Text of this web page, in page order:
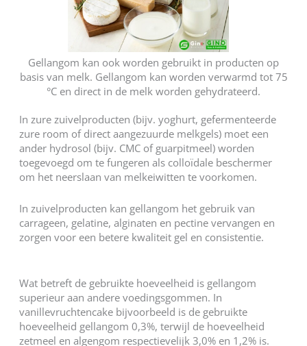
Gellangom kan ook worden gebruikt in producten op
basis van melk. Gellangom kan worden verwarmd tot 75
°C en direct in de melk worden gehydrateerd.
In zure zuivelproducten (bijv. yoghurt, gefermenteerde
zure room of direct aangezuurde melkgels) moet een
ander hydrosol (bijv. CMC of guarpitmeel) worden
toegevoegd om te fungeren als colloïdale beschermer
om het neerslaan van melkeiwitten te voorkomen.
In zuivelproducten kan gellangom het gebruik van
carrageen, gelatine, alginaten en pectine vervangen en
zorgen voor een betere kwaliteit gel en consistentie.
Wat betreft de gebruikte hoeveelheid is gellangom
superieur aan andere voedingsgommen. In
vanillevruchtencake bijvoorbeeld is de gebruikte
hoeveelheid gellangom 0,3%, terwijl de hoeveelheid
zetmeel en algengom respectievelijk 3,0% en 1,2% is.